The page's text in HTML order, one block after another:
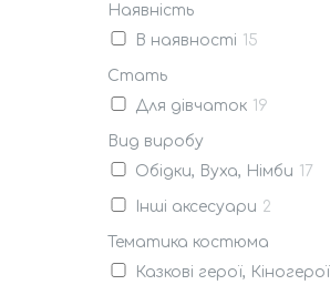
Наявність
В наявності 15
Стать
Для дівчаток 19
Вид виробу
Обідки, Вуха, Німби 17
Інші аксесуари 2
Тематика костюма
Казкові герої, Кіногерої